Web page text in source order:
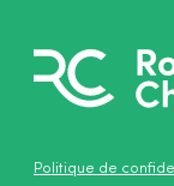
Politique de